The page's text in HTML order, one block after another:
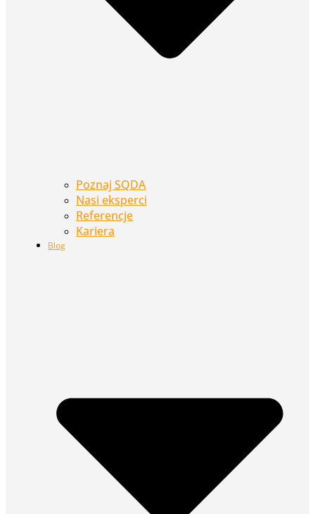
Poznaj SQDA
Nasi eksperci
Referencje
Kariera
Blog